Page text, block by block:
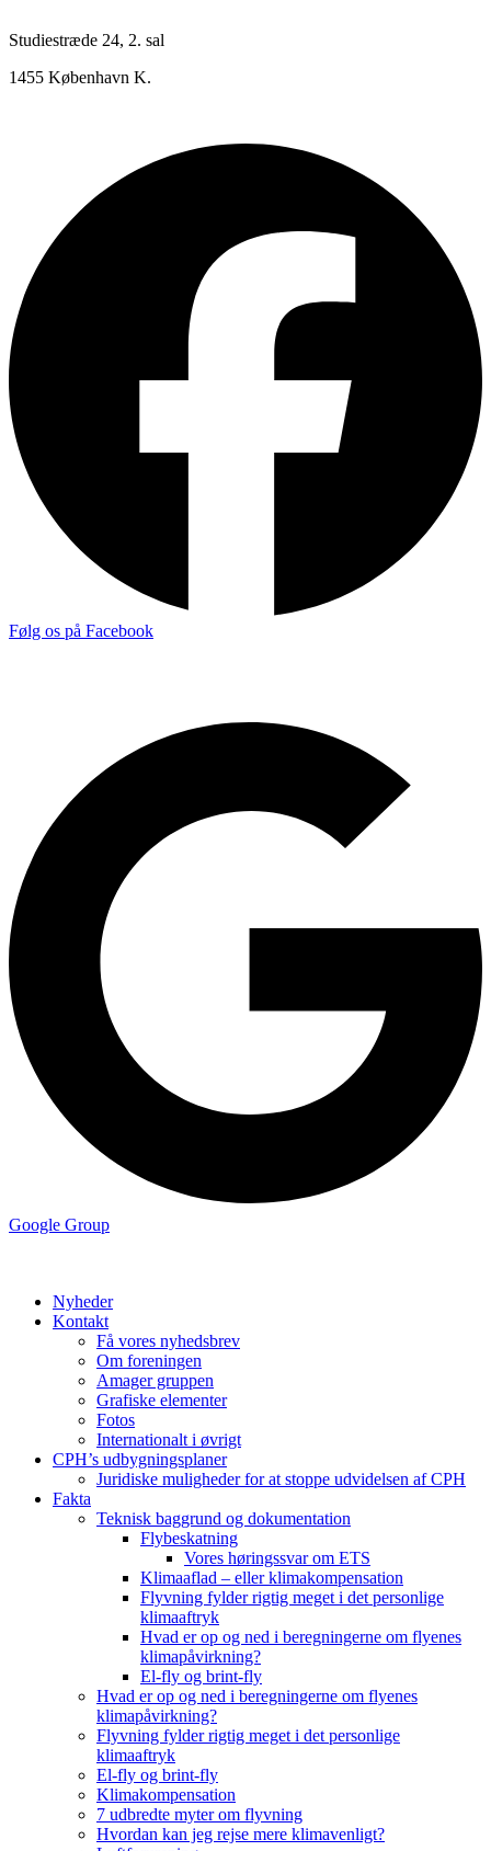
Studiestræde 24, 2. sal
1455 København K.
Følg os på Facebook
Google Group
Nyheder
Kontakt
Få vores nyhedsbrev
Om foreningen
Amager gruppen
Grafiske elementer
Fotos
Internationalt i øvrigt
CPH’s udbygningsplaner
Juridiske muligheder for at stoppe udvidelsen af CPH
Fakta
Teknisk baggrund og dokumentation
Flybeskatning
Vores høringssvar om ETS
Klimaaflad – eller klimakompensation
Flyvning fylder rigtig meget i det personlige
klimaaftryk
Hvad er op og ned i beregningerne om flyenes
klimapåvirkning?
El-fly og brint-fly
Hvad er op og ned i beregningerne om flyenes
klimapåvirkning?
Flyvning fylder rigtig meget i det personlige
klimaaftryk
El-fly og brint-fly
Klimakompensation
7 udbredte myter om flyvning
Hvordan kan jeg rejse mere klimavenligt?